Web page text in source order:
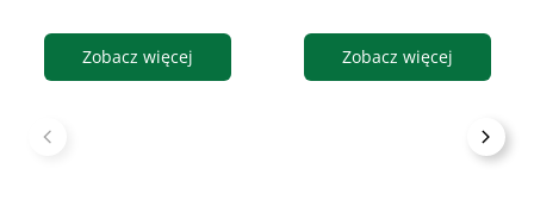
Zobacz więcej Zobacz więcej